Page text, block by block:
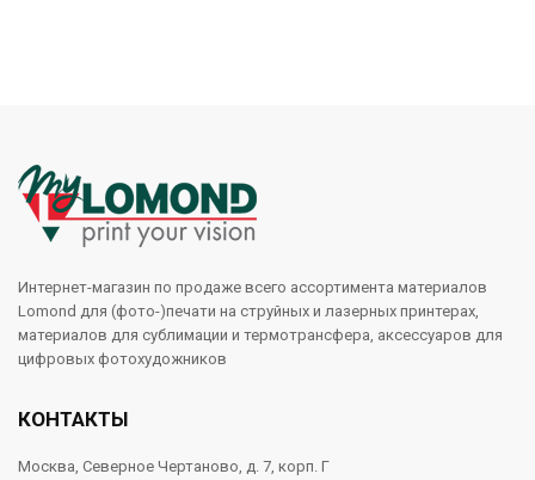
Интернет-магазин по продаже всего ассортимента материалов
Lomond для (фото-)печати на струйных и лазерных принтерах,
материалов для сублимации и термотрансфера, аксессуаров для
цифровых фотохудожников
КОНТАКТЫ
Москва, Северное Чертаново, д. 7, корп. Г